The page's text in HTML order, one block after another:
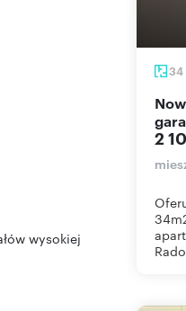
wysokiej
34
Nowoczesna kawalerka 34 m² z tarasem i
2